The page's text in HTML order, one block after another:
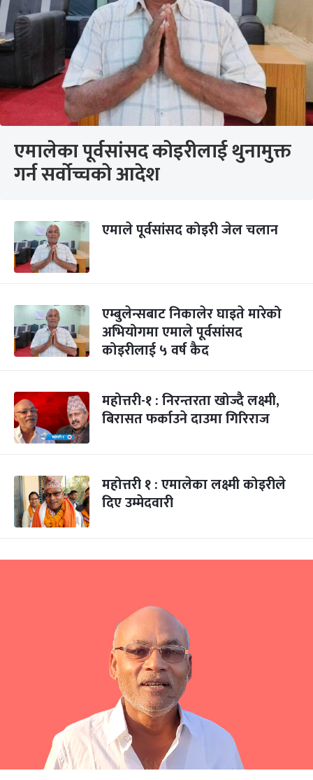
एमालेका पूर्वसांसद कोइरीलाई थुनामुक्त
गर्न सर्वोच्चको आदेश
एमाले पूर्वसांसद कोइरी जेल चलान
एम्बुलेन्सबाट निकालेर घाइते मारेको
अभियोगमा एमाले पूर्वसांसद
कोइरीलाई ५ वर्ष कैद
महोत्तरी-१ : निरन्तरता खोज्दै लक्ष्मी,
बिरासत फर्काउने दाउमा गिरिराज
महोत्तरी १ : एमालेका लक्ष्मी कोइरीले
दिए उम्मेदवारी